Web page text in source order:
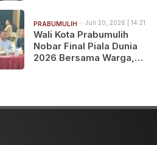
PRABUMULIH Juli 20, 2026 | 14:21
Wali Kota Prabumulih
Nobar Final Piala Dunia
2026 Bersama Warga,